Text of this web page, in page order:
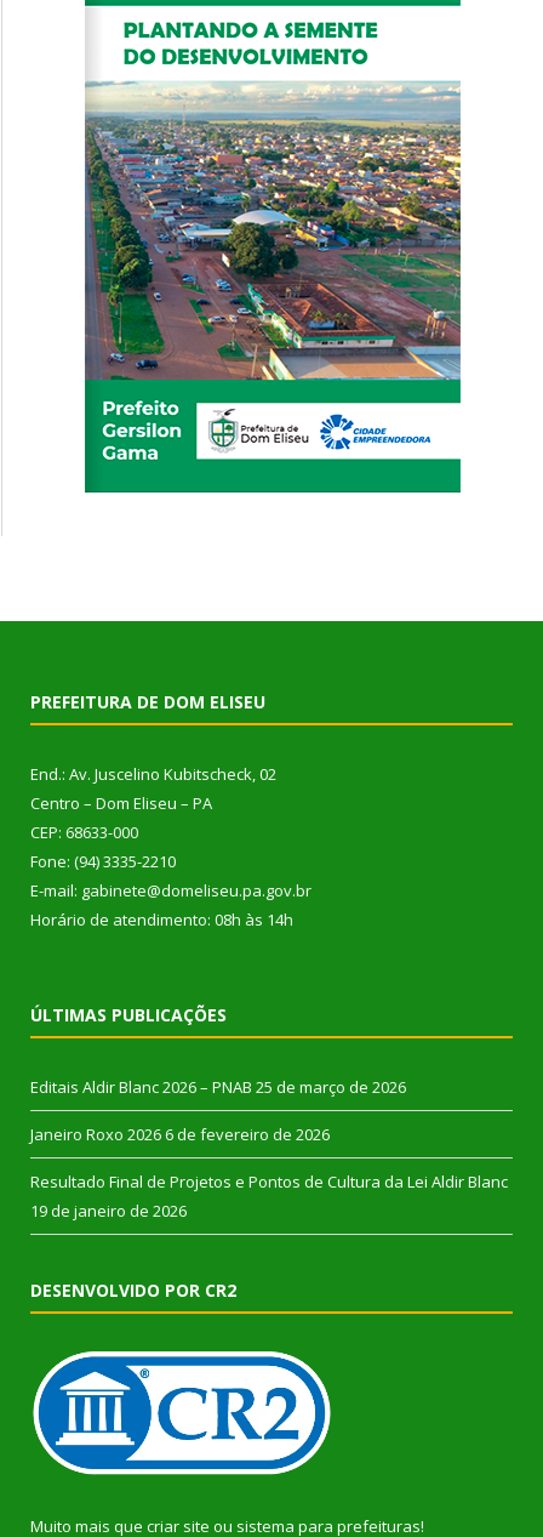
PREFEITURA DE DOM ELISEU
End.: Av. Juscelino Kubitscheck, 02
Centro – Dom Eliseu – PA
CEP: 68633-000
Fone: (94) 3335-2210
E-mail: gabinete@domeliseu.pa.gov.br
Horário de atendimento: 08h às 14h
ÚLTIMAS PUBLICAÇÕES
Editais Aldir Blanc 2026 – PNAB 25 de março de 2026
Janeiro Roxo 2026 6 de fevereiro de 2026
Resultado Final de Projetos e Pontos de Cultura da Lei Aldir Blanc
19 de janeiro de 2026
DESENVOLVIDO POR CR2
Muito mais que criar site ou sistema para prefeituras!